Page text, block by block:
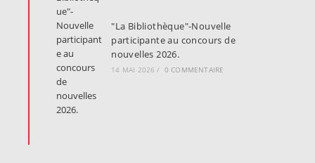
"La Bibliothèque"-Nouvelle
participante au concours de
nouvelles 2026.
14 MAI 2026 / 0 COMMENTAIRE